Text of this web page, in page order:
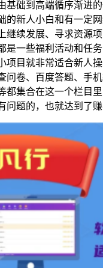
基础到高端循序渐进
的新人小白和有一定
继续发展、寻求资源
是一些福利活动和任
项目就非常适合新人
问卷、百度答题、手
都集合在这一个栏目
问题的，也就达到了赚